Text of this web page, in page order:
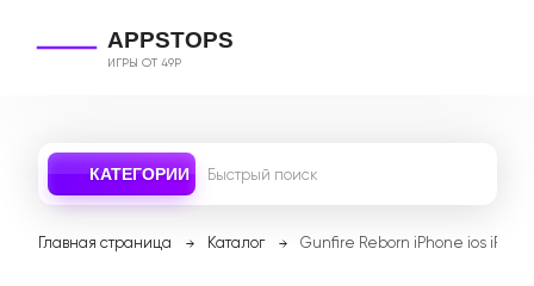
APPSTOPS
ИГРЫ ОТ 49Р
КАТЕГОРИИ
Главная страница Каталог Gunfire Reborn iPhone ios iPad